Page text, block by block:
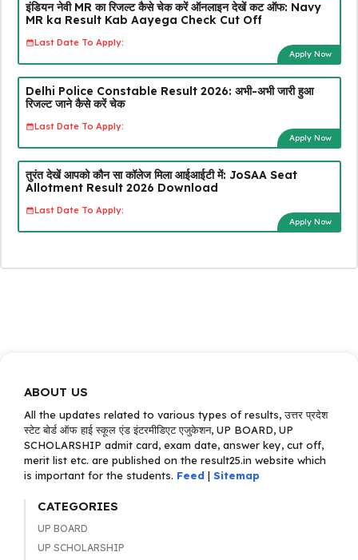
इंडियन नेवी MR का रिजल्ट कैसे चेक करें ऑनलाइन देखें कट ऑफ: Navy
MR ka Result Kab Aayega Check Cut Off
Last Date To Apply:
Apply Now
Delhi Police Constable Result 2026: अभी-अभी जारी हुआ
रिजल्ट जाने कैसे करें चेक
Last Date To Apply:
Apply Now
तुरंत देखें आपको कौन सा कॉलेज मिला आईआईटी में: JoSAA Seat
Allotment Result 2026 Download
Last Date To Apply:
Apply Now
ABOUT US
All the updates related to various types of results, उत्तर प्रदेश
स्टेट बोर्ड ऑफ हाई स्कूल एंड इंटरमीडिएट एजुकेशन, UP BOARD, UP
SCHOLARSHIP admit card, exam date, answer key, cut off,
merit list etc. are published on the result25.in website which
is important for the students. Feed | Sitemap
CATEGORIES
UP BOARD
UP SCHOLARSHIP